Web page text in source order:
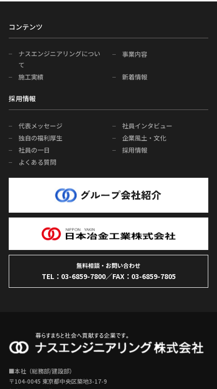
コンテンツ
ナスエンジニアリングについ
て
事業内容
施工実績 新着情報
採用情報
代表メッセージ
社員インタビュー
独自の福利厚生
企業風土・文化
社員の一日
採用情報
よくある質問
無料相談・お問い合わせ
TEL： 03-6859-7800／FAX：03-6859-7805
■本社（総務部/建設部）
〒104-0045 東京都中央区築地3-17-9